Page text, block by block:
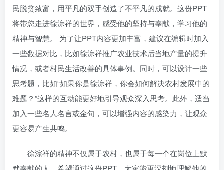
民脱贫致富，用平凡的双手创造了不平凡的成就。这份PPT
将带您走进徐淙祥的世界，感受他的坚持与奉献，学习他的
精神与智慧。 为了让PPT内容更加丰富，建议在编辑时加入
一些数据对比，比如徐淙祥推广农业技术后当地产量的提升
情况，或者村民生活改善的具体事例。同时，可以设计一些
思考题，比如“如果你是徐淙祥，你会如何解决农村发展中的
难题？”这样的互动能更好地引导观众深入思考。此外，适当
加入一些名人名言或金句，可以增强内容的感染力，让观众
更容易产生共鸣。
徐淙祥的精神不仅属于农村，也属于每一个在岗位上默